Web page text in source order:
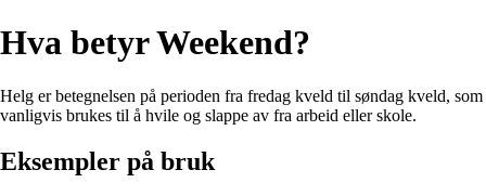
Hva betyr Weekend?
Helg er betegnelsen på perioden fra fredag kveld til søndag kveld, som
vanligvis brukes til å hvile og slappe av fra arbeid eller skole.
Eksempler på bruk